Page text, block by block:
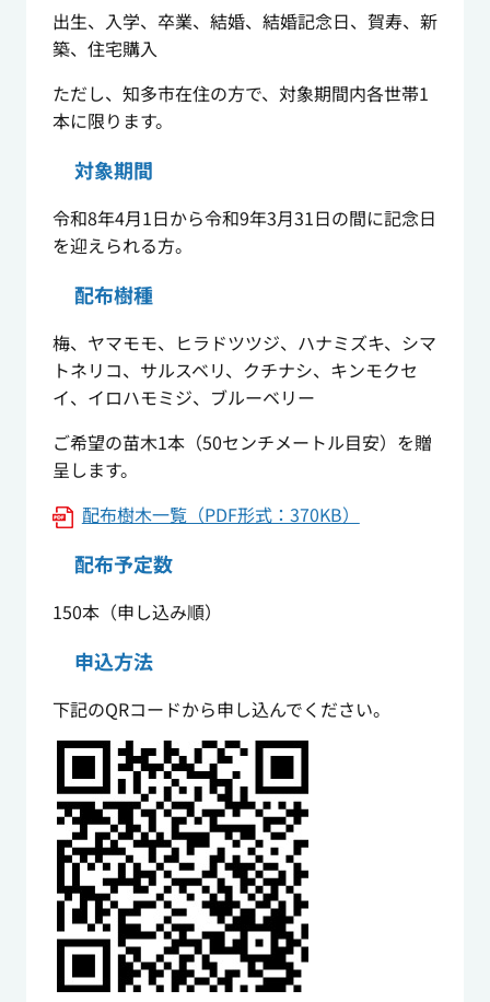
出生、入学、卒業、結婚、結婚記念日、賀寿、新
築、住宅購入
ただし、知多市在住の方で、対象期間内各世帯1
本に限ります。
対象期間
令和8年4月1日から令和9年3月31日の間に記念日
を迎えられる方。
配布樹種
梅、ヤマモモ、ヒラドツツジ、ハナミズキ、シマ
トネリコ、サルスベリ、クチナシ、キンモクセ
イ、イロハモミジ、ブルーベリー
ご希望の苗木1本（50センチメートル目安）を贈
呈します。
配布樹木一覧（PDF形式：370KB）
配布予定数
150本（申し込み順）
申込方法
下記のQRコードから申し込んでください。